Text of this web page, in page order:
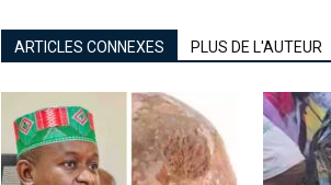
ARTICLES CONNEXES PLUS DE L'AUTEUR